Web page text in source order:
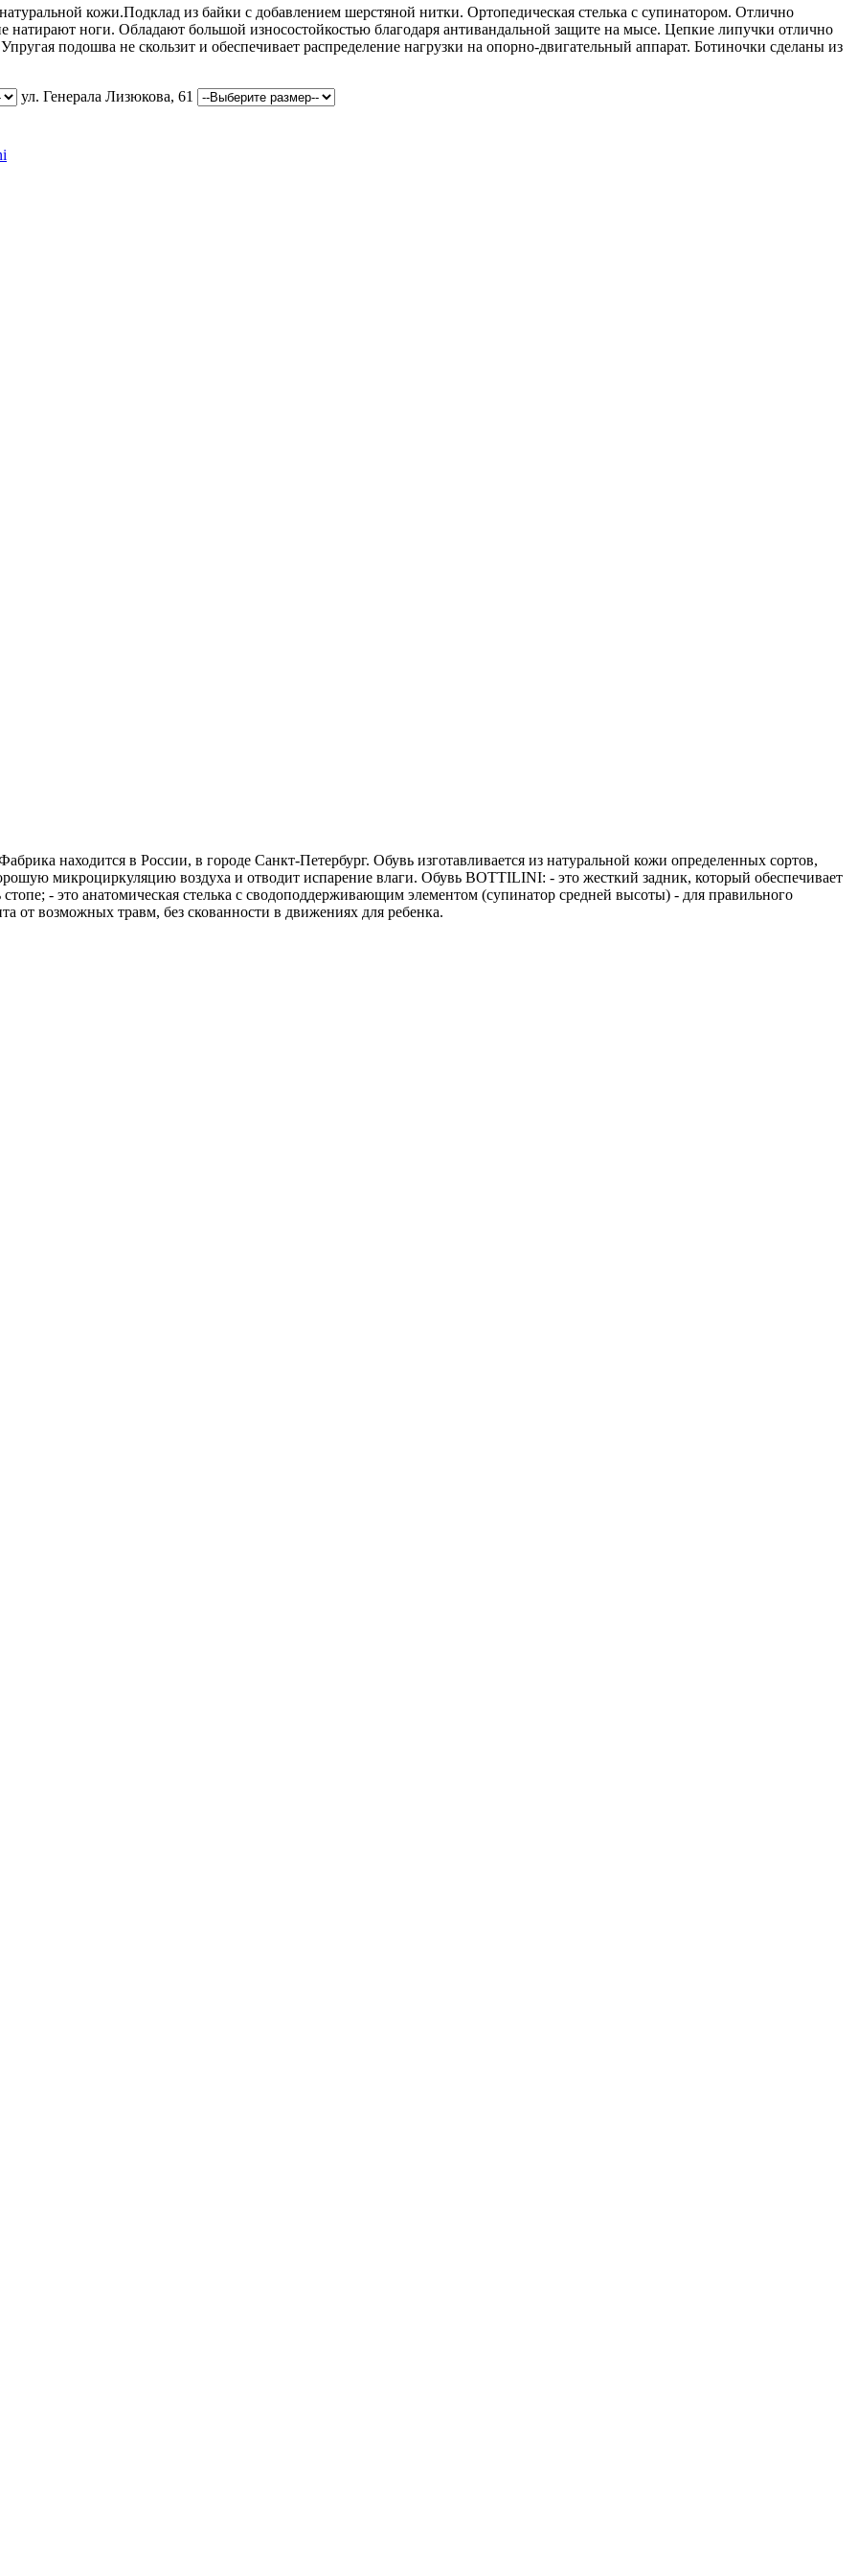
кожи.Подклад из байки с добавлением шерстяной нитки. Ортопедическая стелька с супинатором. Отлично
ноги. Обладают большой износостойкостью благодаря антивандальной защите на мысе. Цепкие липучки отлично
подошва не скользит и обеспечивает распределение нагрузки на опорно-двигательный аппарат. Ботиночки сделаны из
ул. Генерала Лизюкова, 61
находится в России, в городе Санкт-Петербург. Обувь изготавливается из натуральной кожи определенных сортов,
микроциркуляцию воздуха и отводит испарение влаги. Обувь BOTTILINI: - это жесткий задник, который обеспечивает
- это анатомическая стелька с сводоподдерживающим элементом (супинатор средней высоты) - для правильного
от возможных травм, без скованности в движениях для ребенка.